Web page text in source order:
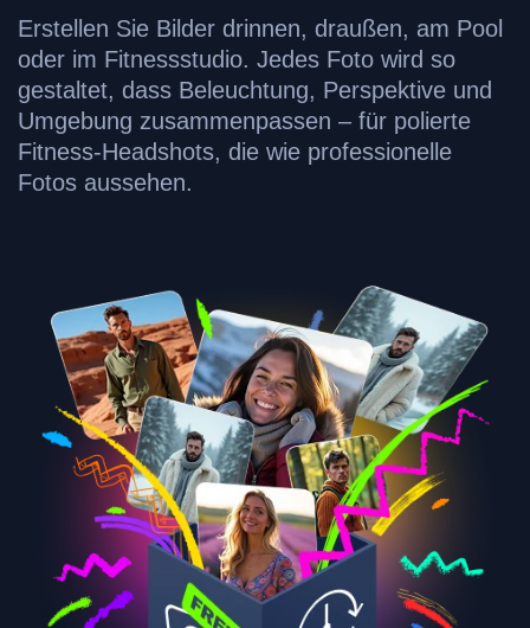
Erstellen Sie Bilder drinnen, draußen, am Pool
oder im Fitnessstudio. Jedes Foto wird so
gestaltet, dass Beleuchtung, Perspektive und
Umgebung zusammenpassen – für polierte
Fitness-Headshots, die wie professionelle
Fotos aussehen.